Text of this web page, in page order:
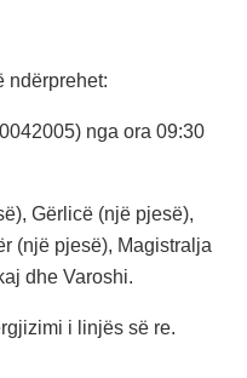
ndërprehet:
nga ora 09:30
Gërlicë (një pjesë),
(një pjesë), Magistralja
dhe Varoshi.
i linjës së re.